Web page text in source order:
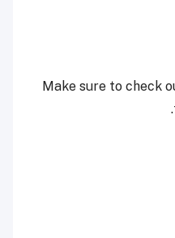
Make sure to check